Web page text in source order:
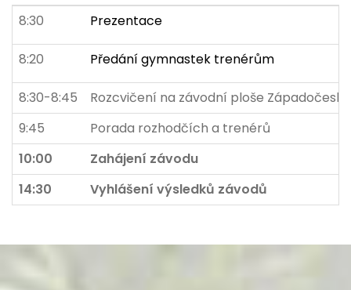
8:30 Prezentace
8:20 Předání gymnastek trenérům
8:30-8:45
Rozcvičení na závodní ploše
9:45
Porada rozhodčích a trenérů
10:00
Zahájení závodu
14:30
Vyhlášení výsledků závodů